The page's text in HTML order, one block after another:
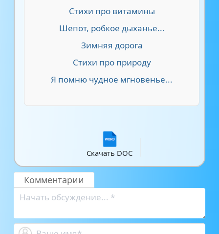
Стихи про витамины
Шепот, робкое дыханье...
Зимняя дорога
Стихи про природу
Я помню чудное мгновенье...
Скачать DOC
Комментарии